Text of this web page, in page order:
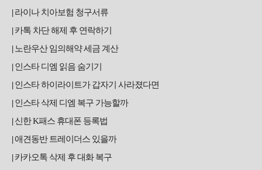
라이나 치아보험 청구서류
카톡 차단 해제 후 연락하기
노란우산 임의해약 세금 계산
인스타 디엠 읽음 숨기기
인스타 하이라이트가 갑자기 사라졌다면
인스타 삭제 디엠 복구 가능할까
신한 K패스 휴대폰 등록법
애견동반 트레이더스 있을까
카카오톡 삭제 후 대화 복구